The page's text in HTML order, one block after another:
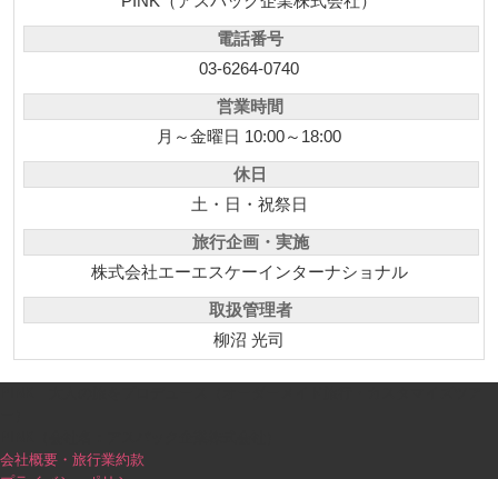
電話番号
03-6264-0740
営業時間
月～金曜日 10:00～18:00
休日
土・日・祝祭日
旅行企画・実施
株式会社エーエスケーインターナショナル
取扱管理者
柳沼 光司
会社概要・旅行業約款